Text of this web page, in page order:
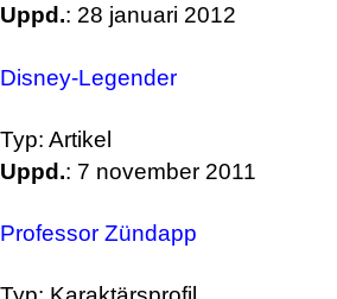
Uppd.: 28 januari 2012
Disney-Legender
Typ: Artikel
Uppd.: 7 november 2011
Professor Zündapp